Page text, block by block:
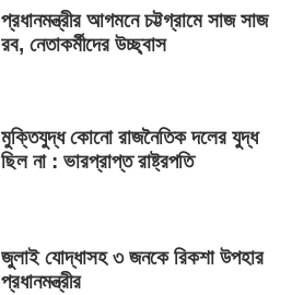
প্রধানমন্ত্রীর আগমনে চট্টগ্রামে সাজ সাজ
রব, নেতাকর্মীদের উচ্ছ্বাস
মুক্তিযুদ্ধ কোনো রাজনৈতিক দলের যুদ্ধ
ছিল না : ভারপ্রাপ্ত রাষ্ট্রপতি
জুলাই যোদ্ধাসহ ৩ জনকে রিকশা উপহার
প্রধানমন্ত্রীর